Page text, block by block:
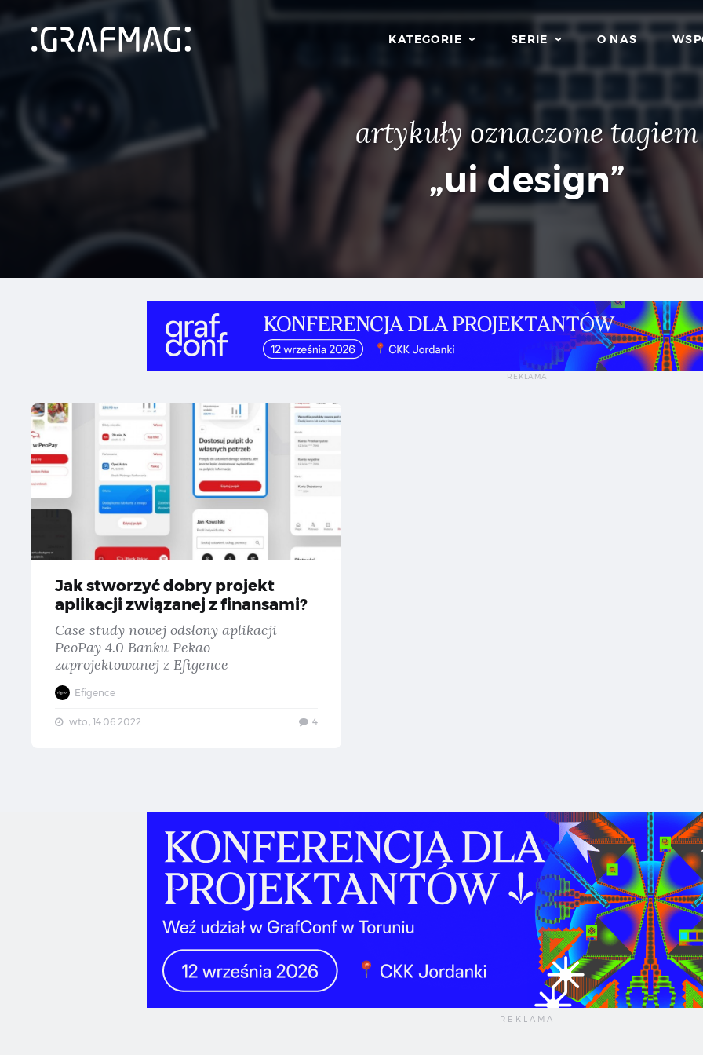
KATEGORIE SERIE O NAS
artykuły oznaczone tagiem
„ui design”
Jak stworzyć dobry projekt
aplikacji związanej z finansami?
Case study nowej odsłony aplikacji
PeoPay 4.0 Banku Pekao
zaprojektowanej z Efigence
Efigence
wto., 14.06.2022 4